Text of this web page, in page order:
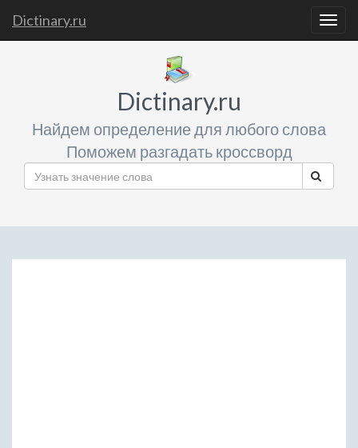
Dictinary.ru
Dictinary.ru
Найдем определение для любого слова
Поможем разгадать кроссворд